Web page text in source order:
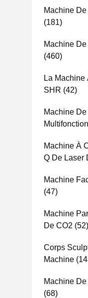
Machine
(181)
Machine
(460)
La Machine
SHR (42)
Machine
Machine À
Q De Laser
Machine
(47)
Machine
De CO2 (52)
Corps
Machine
Machine
(68)